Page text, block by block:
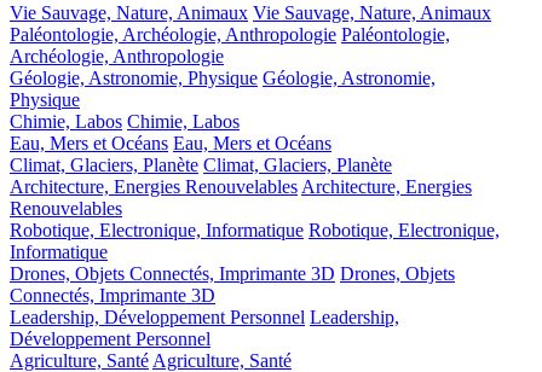
Vie Sauvage, Nature, Animaux Vie Sauvage, Nature, Animaux
Paléontologie, Archéologie, Anthropologie Paléontologie,
Archéologie, Anthropologie
Géologie, Astronomie, Physique Géologie, Astronomie,
Physique
Chimie, Labos Chimie, Labos
Eau, Mers et Océans Eau, Mers et Océans
Climat, Glaciers, Planète Climat, Glaciers, Planète
Architecture, Energies Renouvelables Architecture, Energies
Renouvelables
Robotique, Electronique, Informatique Robotique, Electronique,
Informatique
Drones, Objets Connectés, Imprimante 3D Drones, Objets
Connectés, Imprimante 3D
Leadership, Développement Personnel Leadership,
Développement Personnel
Agriculture, Santé Agriculture, Santé